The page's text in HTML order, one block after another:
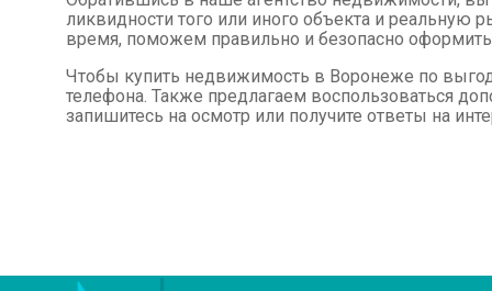
ликвидности того или иного объекта и
время, поможем правильно и безопасно
Чтобы купить недвижимость в Воронеже по
телефона. Также предлагаем воспользоваться
запишитесь на осмотр или получите ответы на